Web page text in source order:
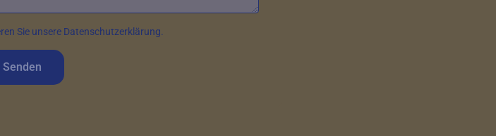
Sie unsere Datenschutzerklärung.
Senden